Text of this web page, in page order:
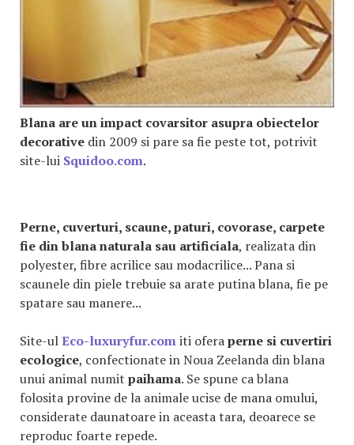
Blana are un impact covarsitor asupra obiectelor
decorative din 2009 si pare sa fie peste tot, potrivit
site-lui Squidoo.com.
Perne, cuverturi, scaune, paturi, covorase, carpete
fie din blana naturala sau artificiala, realizata din
polyester, fibre acrilice sau modacrilice... Pana si
scaunele din piele trebuie sa arate putina blana, fie pe
spatare sau manere...
Site-ulEco-luxuryfur.comiti oferaperne si cuvertiri
ecologice, confectionate in Noua Zeelanda din blana
unui animal numit paihama. Se spune ca blana
folosita provine de la animale ucise de mana omului,
considerate daunatoare in aceasta tara, deoarece se
reproduc foarte repede.